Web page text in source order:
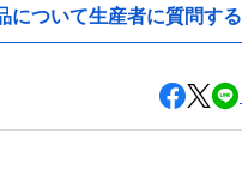
について生産者に質問する